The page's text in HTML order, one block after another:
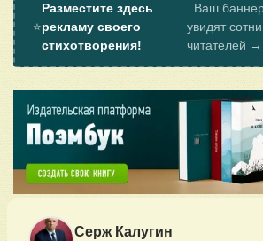
⭐
Разместите здесь
рекламу своего
стихотворения!
Ваш
увидят сотни
читателей →
Серж Калугин